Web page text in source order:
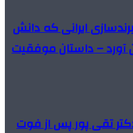
ایرانی که دانش
– داستان موفقیت
تقی پور پس از فوت